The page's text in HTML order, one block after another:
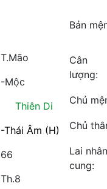
Bản
Cân
lượng:
Chủ
Chủ
Lai nhân
cung:
T.Mão
-Mộc
Thiên Di
-Thái Âm (H)
66
Th.8